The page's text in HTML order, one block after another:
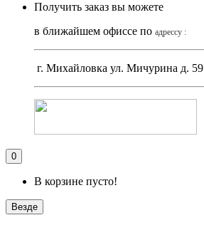
Получить заказ вы можете
в ближайшем офиссе по адрессу :
г. Михайловка ул. Мичурина д. 59
0
В корзине пусто!
Везде